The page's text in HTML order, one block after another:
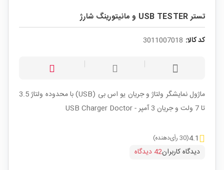
تستر USB TESTER و مانیتورینگ شارژ
کد کالا: 3011007018
ماژول نمایشگر ولتاژ و جریان یو اس بی (USB) با محدوده ولتاژ 3.5
تا 7 ولت و جریان 3 آمپر - USB Charger Doctor
4.1(30 رأی‌دهنده)
دیدگاه کاربران42 دیدگاه